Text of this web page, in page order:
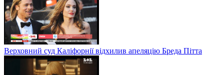
Верховний суд Каліфорнії відхилив апеляцію Бреда Пітта